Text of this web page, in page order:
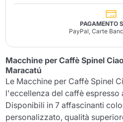
PAGAMENTO
PayPal, Carte
Macchine per Caffè Spinel
Maracatú
Le Macchine per Caffè Spinel
l'eccellenza del caffè espresso
Disponibili in 7 affascinanti
personalizzato, qualità